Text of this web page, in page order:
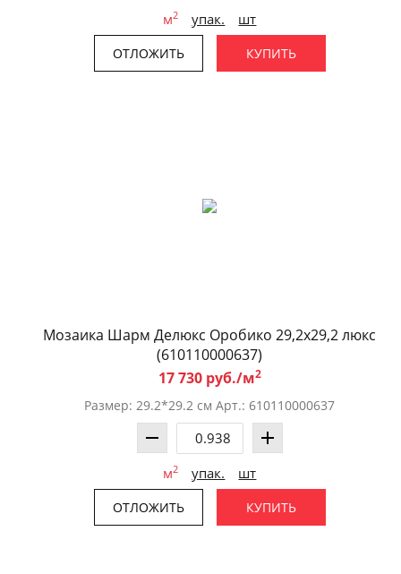
м2 упак. шт
ОТЛОЖИТЬ КУПИТЬ
Мозаика Шарм Делюкс Оробико 29,2x29,2 люкс
(610110000637)
17 730 руб./м2
Размер: 29.2*29.2 см Арт.: 610110000637
м2 упак. шт
ОТЛОЖИТЬ КУПИТЬ